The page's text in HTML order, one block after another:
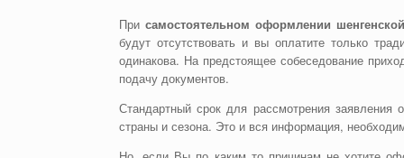
Присамостоятельном оформлении
будут отсутствовать и вы оплатите только
одинакова. На предстоящее собеседование
подачу документов.
Стандартный срок для рассмотрения заявления
страны и сезона. Это и вся информация,